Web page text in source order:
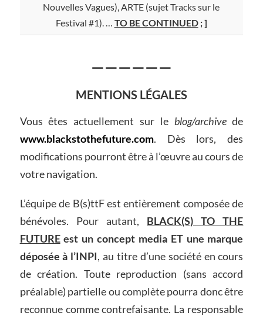
Nouvelles Vagues), ARTE (sujet Tracks sur le
Festival #1). … TO BE CONTINUED; ]
——————
MENTIONS LÉGALES
Vous êtes actuellement sur leblog/archivede
www.blackstothefuture.com. Dès lors, des
modifications pourront être à l’œuvre au cours de
votre navigation.
L’équipe de B(s)ttF est entièrement composée de
bénévoles. Pour autant, BLACK(S) TO THE
FUTUREest un concept media ET une marque
déposée à l’INPI, au titre d’une société en cours
de création. Toute reproduction (sans accord
préalable) partielle ou complète pourra donc être
reconnue comme contrefaisante. La responsable